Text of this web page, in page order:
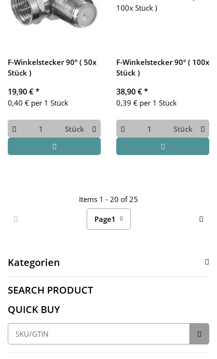
F-Winkelstecker 90° ( 50x
Stück )
19,90 €*
0,40 € per 1 Stück
Stück
F-Winkelstecker 90° ( 100x
Stück )
38,90 €*
0,39 € per 1 Stück
Stück
Items 1 - 20 of 25
Page1
Kategorien
SEARCH PRODUCT
QUICK BUY